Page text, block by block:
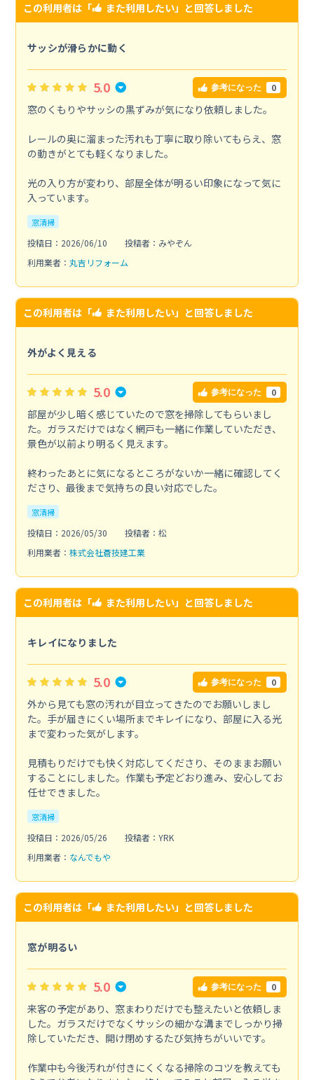
この利用者は「 また利用したい」と回答しました
サッシが滑らかに動く
5.0 参考になった 0
窓のくもりやサッシの黒ずみが気になり依頼しました。
レールの奥に溜まった汚れも丁寧に取り除いてもらえ、窓
の動きがとても軽くなりました。
光の入り方が変わり、部屋全体が明るい印象になって気に
入っています。
窓清掃
投稿日：2026/06/10
投稿者：みやぞん
利用業者： 丸吉リフォーム
この利用者は「 また利用したい」と回答しました
外がよく見える
5.0 参考になった 0
部屋が少し暗く感じていたので窓を掃除してもらいまし
た。ガラスだけではなく網戸も一緒に作業していただき、
景色が以前より明るく見えます。
終わったあとに気になるところがないか一緒に確認してく
ださり、最後まで気持ちの良い対応でした。
窓清掃
投稿日：2026/05/30
投稿者：松
利用業者： 株式会社蒼技建工業
この利用者は「 また利用したい」と回答しました
キレイになりました
5.0 参考になった 0
外から見ても窓の汚れが目立ってきたのでお願いしまし
た。手が届きにくい場所までキレイになり、部屋に入る光
まで変わった気がします。
見積もりだけでも快く対応してくださり、そのままお願い
することにしました。作業も予定どおり進み、安心してお
任せできました。
窓清掃
投稿日：2026/05/26
投稿者：YRK
利用業者： なんでもや
この利用者は「 また利用したい」と回答しました
窓が明るい
5.0 参考になった 0
来客の予定があり、窓まわりだけでも整えたいと依頼しま
した。ガラスだけでなくサッシの細かな溝までしっかり掃
除していただき、開け閉めするたび気持ちがいいです。
作業中も今後汚れが付きにくくなる掃除のコツを教えても